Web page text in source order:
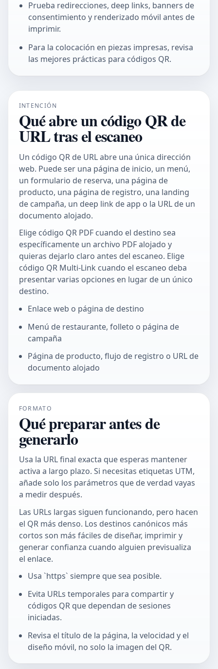
Prueba redirecciones, deep links, banners de
consentimiento y renderizado móvil antes de
imprimir.
Para la colocación en piezas impresas, revisa
las mejores prácticas para códigos QR.
INTENCIÓN
Qué abre un código QR de
URL tras el escaneo
Un código QR de URL abre una única dirección
web. Puede ser una página de inicio, un menú,
un formulario de reserva, una página de
producto, una página de registro, una landing
de campaña, un deep link de app o la URL de un
documento alojado.
Elige código QR PDFcuando el destino sea
específicamente un archivo PDF alojado y
quieras dejarlo claro antes del escaneo. Elige
código QR Multi-Link cuando el escaneo deba
presentar varias opciones en lugar de un único
destino.
Enlace web o página de destino
Menú de restaurante, folleto o página de
campaña
Página de producto, flujo de registro o URL de
documento alojado
FORMATO
Qué preparar antes de
generarlo
Usa la URL final exacta que esperas mantener
activa a largo plazo. Si necesitas etiquetas UTM,
añade solo los parámetros que de verdad vayas
a medir después.
Las URLs largas siguen funcionando, pero hacen
el QR más denso. Los destinos canónicos más
cortos son más fáciles de diseñar, imprimir y
generar confianza cuando alguien previsualiza
el enlace.
Usa `https` siempre que sea posible.
Evita URLs temporales para compartir y
códigos QR que dependan de sesiones
iniciadas.
Revisa el título de la página, la velocidad y el
diseño móvil, no solo la imagen del QR.